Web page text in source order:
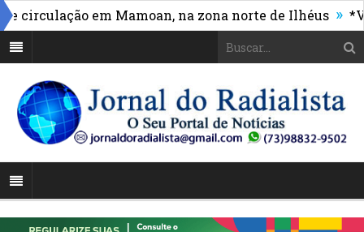
em Mamoan, na zona norte de Ilhéus »